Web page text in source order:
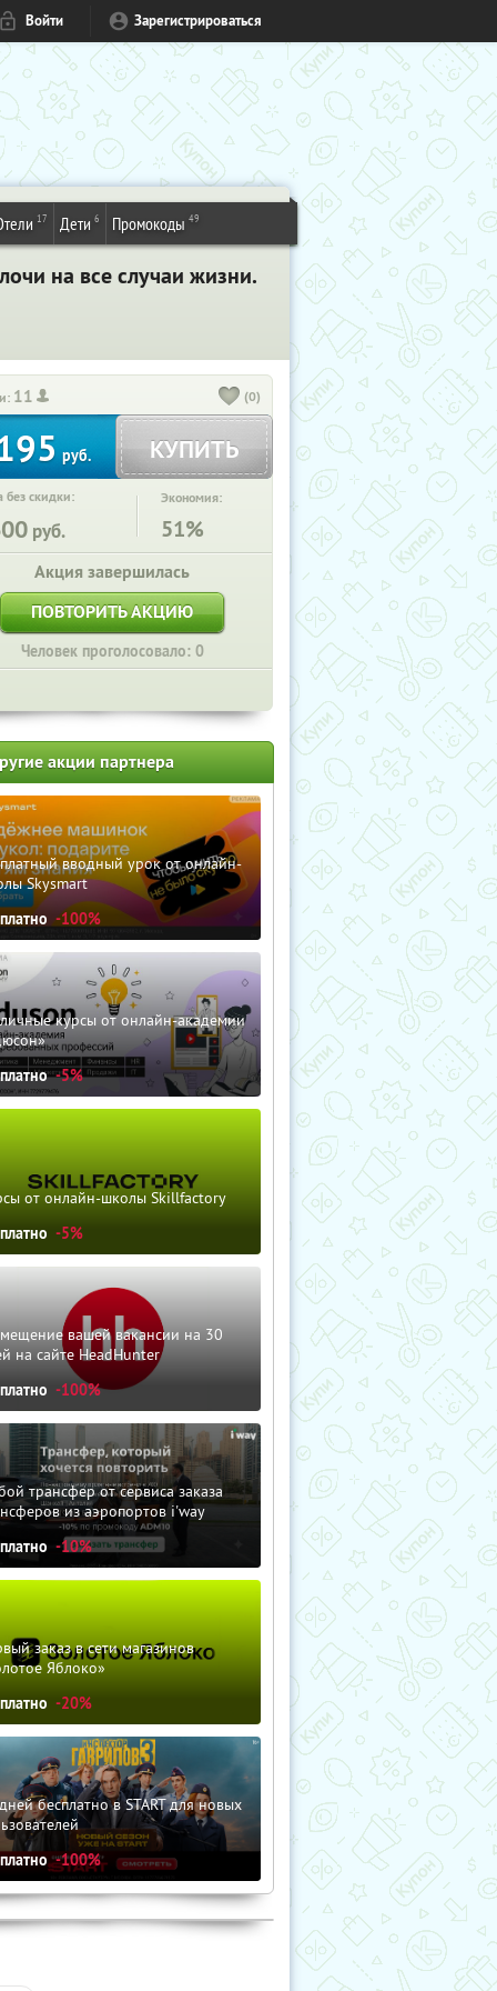
Войти Зарегистрироваться
17 Дети 6 Промокоды 49
на все случаи жизни.
11 (0)
руб. КУПИТЬ
без скидки:
руб.
Экономия:
51%
Акция завершилась
ПОВТОРИТЬ АКЦИЮ
Человек проголосовало: 0
акции партнера
вводный урок от онлайн-
Skysmart
-100%
курсы от онлайн-академии
-5%
от онлайн-школы Skillfactory
-5%
вашей вакансии на 30
на сайте HeadHunter
-100%
трансфер от сервиса заказа
из аэропортов i'way
-10%
заказ в сети магазинов
Яблоко»
-20%
бесплатно в START для новых
-100%